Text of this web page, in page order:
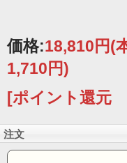
価格:18,810円(
1,710円)
[ポイント還元
注文